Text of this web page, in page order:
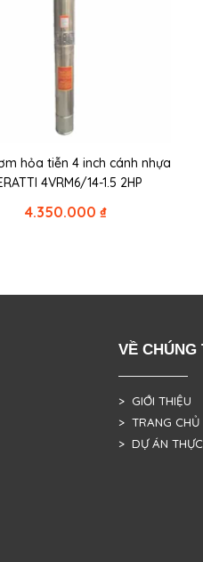
hỏa tiễn 4 inch cánh nhựa
4VRM6/14-1.5 2HP
4.350.000 ₫
VỀ CHÚNG
> GIỚI THIỆU
> TRANG CHỦ
> DỰ ÁN